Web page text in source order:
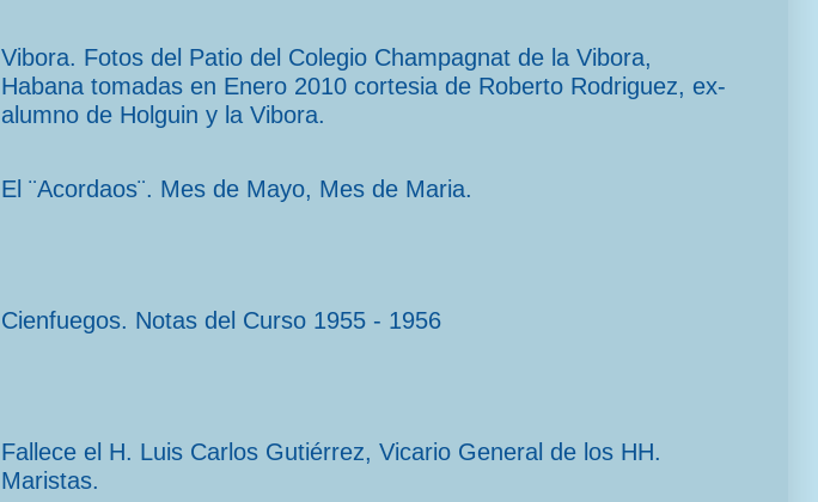
Vibora. Fotos del Patio del Colegio Champagnat de la Vibora,
Habana tomadas en Enero 2010 cortesia de Roberto Rodriguez, ex-
alumno de Holguin y la Vibora.
El ¨Acordaos¨. Mes de Mayo, Mes de Maria.
Cienfuegos. Notas del Curso 1955 - 1956
Fallece el H. Luis Carlos Gutiérrez, Vicario General de los HH.
Maristas.